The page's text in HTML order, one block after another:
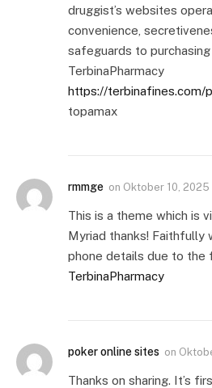
druggist’s websites
convenience,
safeguards to
TerbinaPharmacy
https://terbinafines.com/
topamax
rmmge on Oktober 10, 2025
This is a theme which is
Myriad thanks! Faithfully
phone details due to the
TerbinaPharmacy
poker online sites on
Thanks on sharing. It’s